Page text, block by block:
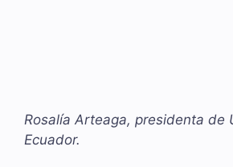
Rosalía Arteaga, presidenta de
Ecuador.